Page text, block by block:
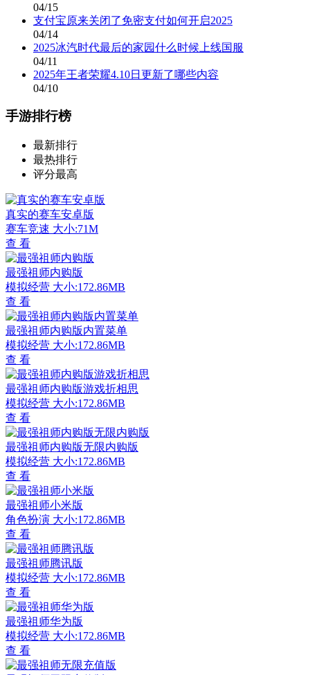
04/15
支付宝原来关闭了免密支付如何开启2025
04/14
2025冰汽时代最后的家园什么时候上线国服
04/11
2025年王者荣耀4.10日更新了哪些内容
04/10
手游排行榜
最新排行
最热排行
评分最高
真实的赛车安卓版
赛车竞速 大小:71M
查 看
最强祖师内购版
模拟经营 大小:172.86MB
查 看
最强祖师内购版内置菜单
模拟经营 大小:172.86MB
查 看
最强祖师内购版游戏折相思
模拟经营 大小:172.86MB
查 看
最强祖师内购版无限内购版
模拟经营 大小:172.86MB
查 看
最强祖师小米版
角色扮演 大小:172.86MB
查 看
最强祖师腾讯版
模拟经营 大小:172.86MB
查 看
最强祖师华为版
模拟经营 大小:172.86MB
查 看